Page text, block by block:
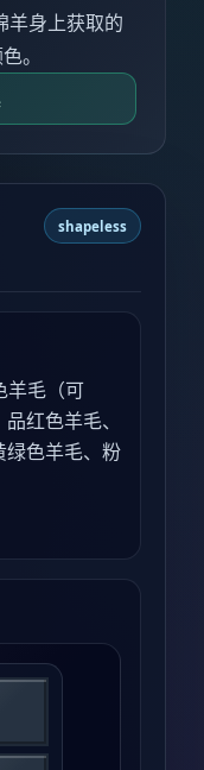
羊身上获取的
。
shapeless
羊毛（可
红色羊毛、
绿色羊毛、粉